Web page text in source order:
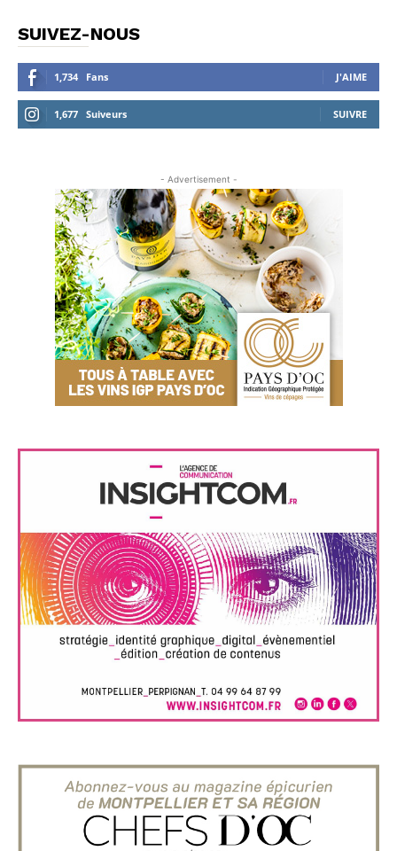
SUIVEZ-NOUS
1,734 Fans J'AIME
1,677 Suiveurs SUIVRE
- Advertisement -